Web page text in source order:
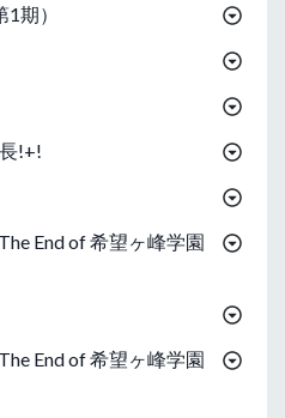
期）
!+!
End of 希望ヶ峰学園
End of 希望ヶ峰学園